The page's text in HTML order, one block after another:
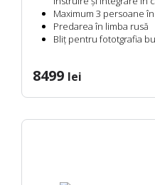
Maximum 3 persoane
Predarea în limba rusă
Bliț pentru fototgrafia
8499 lei